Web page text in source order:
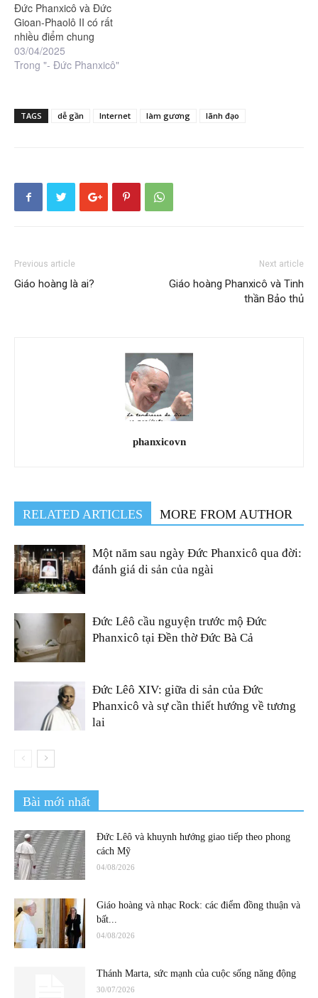
Đức Phanxicô và Đức
Gioan-Phaolô II có rất
nhiều điểm chung
03/04/2025
Trong "- Đức Phanxicô"
TAGS dễ gần Internet làm gương lãnh đạo
Previous article
Giáo hoàng là ai?
Next article
Giáo hoàng Phanxicô và Tinh
thần Bảo thủ
phanxicovn
RELATED ARTICLES MORE FROM AUTHOR
Một năm sau ngày Đức Phanxicô qua đời:
đánh giá di sản của ngài
Đức Lêô cầu nguyện trước mộ Đức
Phanxicô tại Đền thờ Đức Bà Cả
Đức Lêô XIV: giữa di sản của Đức
Phanxicô và sự cần thiết hướng về tương
lai
Bài mới nhất
Đức Lêô và khuynh hướng giao tiếp theo phong
cách Mỹ
04/08/2026
Giáo hoàng và nhạc Rock: các điểm đồng thuận và
bất...
04/08/2026
Thánh Marta, sức mạnh của cuộc sống năng động
30/07/2026